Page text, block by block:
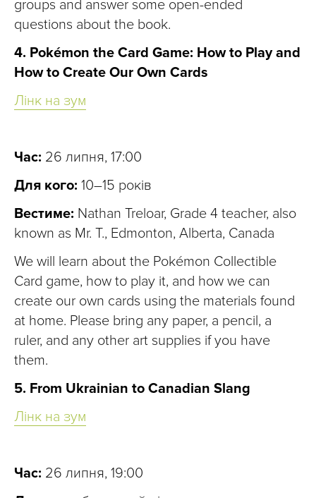
groups and answer some open-ended
questions about the book.
4. Pokémon the Card Game: How to Play and
How to Create Our Own Cards
Лінк на зум
Час: 26 липня, 17:00
Для кого: 10–15 років
Вестиме: Nathan Treloar, Grade 4 teacher, also
known as Mr. T., Edmonton, Alberta, Canada
We will learn about the Pokémon Collectible
Card game, how to play it, and how we can
create our own cards using the materials found
at home. Please bring any paper, a pencil, a
ruler, and any other art supplies if you have
them.
5. From Ukrainian to Canadian Slang
Лінк на зум
Час: 26 липня, 19:00